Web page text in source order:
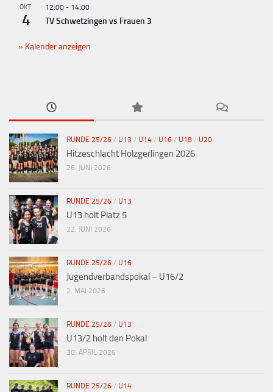
OKT.
4
12:00 - 14:00
TV Schwetzingen vs Frauen 3
Kalender anzeigen
RUNDE 25/26 / U13 / U14 / U16 / U18 / U20
Hitzeschlacht Holzgerlingen 2026
26. JUNI 2026
RUNDE 25/26 / U13
U13 holt Platz 5
22. JUNI 2026
RUNDE 25/26 / U16
Jugendverbandspokal – U16/2
2. MAI 2026
RUNDE 25/26 / U13
U13/2 holt den Pokal
30. APRIL 2026
RUNDE 25/26 / U14